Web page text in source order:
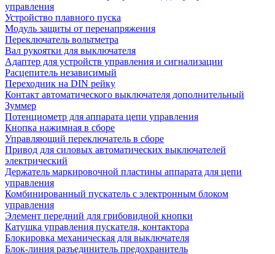
управления
Устройство плавного пуска
Модуль защиты от перенапряжения
Переключатель вольтметра
Вал рукоятки для выключателя
Адаптер для устройств управления и сигнализации
Расцепитель независимый
Переходник на DIN рейку
Контакт автоматического выключателя дополнительный
Зуммер
Потенциометр для аппарата цепи управления
Кнопка нажимная в сборе
Управляющий переключатель в сборе
Привод для силовых автоматических выключателей
электрический
Держатель маркировочной пластины аппарата для цепи
управления
Комбинированный пускатель с электронным блоком
управления
Элемент передний для грибовидной кнопки
Катушка управления пускателя, контактора
Блокировка механическая для выключателя
Блок-линия разъединитель предохранитель